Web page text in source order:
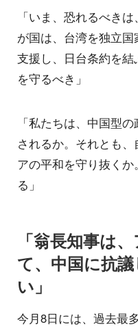
「いま、恐れるべき
が国は、台湾を独立
支援し、日台条約を
を守るべき」
「私たちは、中国型
されるか。それとも
アの平和を守り抜く
る」
「翁長知事は
て、中国に抗
い」
今月8日には、過去最